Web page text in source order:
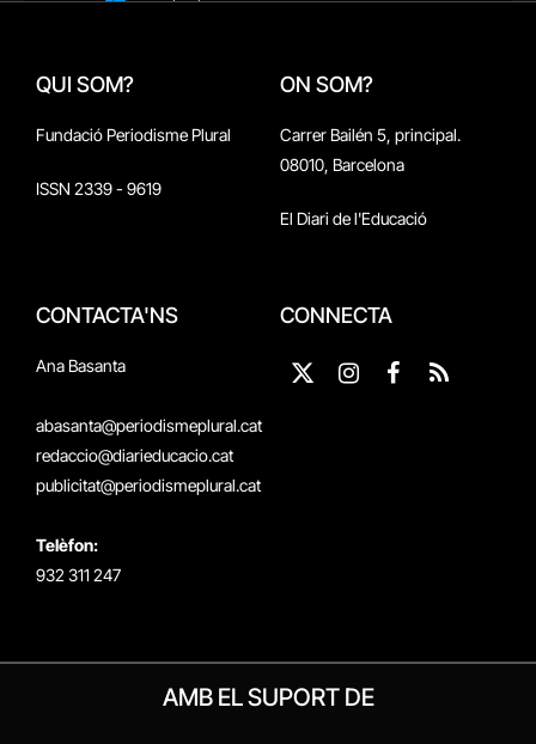
QUI SOM?
Fundació Periodisme Plural
ISSN 2339 - 9619
ON SOM?
Carrer Bailén 5, principal.
08010, Barcelona
El Diari de l'Educació
CONTACTA'NS
Ana Basanta
abasanta@periodismeplural.cat
redaccio@diarieducacio.cat
publicitat@periodismeplural.cat
Telèfon:
932 311 247
CONNECTA
X
Instagram
Facebook
RSS
AMB EL SUPORT DE